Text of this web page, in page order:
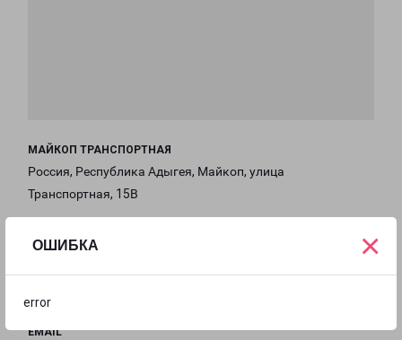
ОШИБКА
error
×
МАЙКОП ТРАНСПОРТНАЯ
Россия, Республика Адыгея, Майкоп, улица
Транспортная, 15В
ТЕЛЕФОН
EMAIL